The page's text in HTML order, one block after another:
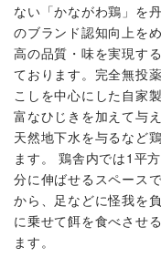
ない「かながわ鶏」を
のブランド認知向上を
高の品質・味を実現す
ております。完全無投
こしを中心にした自家
富なひじきを加えて与
天然地下水を与るなど
ます。 鶏舎内では1平
分に伸ばせるスペース
から、足などに怪我を
に乗せて餌を食べさせ
ます。